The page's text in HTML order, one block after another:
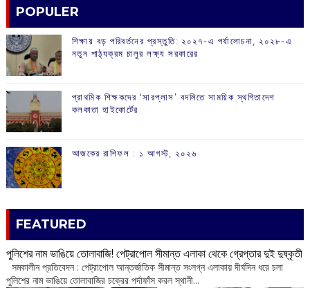
POPULER
শিক্ষায় বড় পরিবর্তনের প্রস্তুতি: ২০২৭-এ পর্যালোচনা, ২০২৮-এ
নতুন পাঠ্যক্রম চালুর লক্ষ্য সরকারের
প্রাথমিক শিক্ষকদের ‘সারপ্লাস’ বদলিতে সাময়িক স্থগিতাদেশ
কলকাতা হাইকোর্টের
আজকের রাশিফল :‌ ‌‌১ আগস্ট, ২০২৬
FEATURED
পুলিশের নাম ভাঙিয়ে তোলাবাজি! পেট্রাপোল সীমান্ত এলাকা থেকে গ্রেপ্তার দুই দুষ্কৃতী
সমকালীন প্রতিবেদন : পেট্রাপোল আন্তর্জাতিক সীমান্ত সংলগ্ন এলাকায় দীর্ঘদিন ধরে চলা
পুলিশের নাম ভাঙিয়ে তোলাবাজির চক্রের পর্দাফাঁস করল স্থানী...